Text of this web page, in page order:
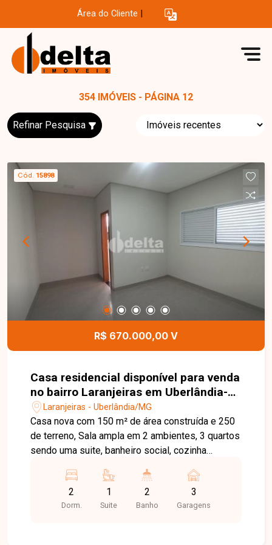
Área do Cliente
354 IMÓVEIS - PÁGINA 12
Refinar Pesquisa
Cód. 15898
R$ 670.000,00 V
Casa residencial disponível para venda
no bairro Laranjeiras em Uberlândia-
MGLaranjeiras - Uberlândia/MG
Casa nova com 150 m² de área construída e 250
de terreno, Sala ampla em 2 ambientes, 3 quartos
sendo uma suite, banheiro social, cozinha
banheiro externo para área gourmet, 3 vagas de
garagem, sendo 2 cobertas Agende agora
mesmo uma visita e venha conhecer
2
Dorm.
1
Suite
2
Banho
3
Garagens